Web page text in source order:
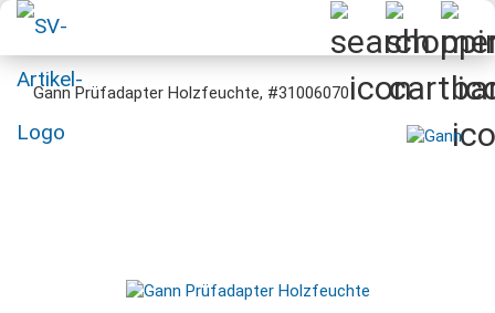
Gann Prüfadapter Holzfeuchte, #31006070